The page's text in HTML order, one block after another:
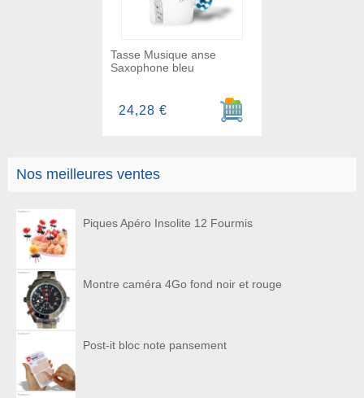
Nos meilleures ventes
Piques Apéro Insolite 12 Fourmis
Montre caméra 4Go fond noir et rouge
Post-it bloc note pansement
Tasse Musique anse
Saxophone bleu
Ajouter au panier
24,28 €